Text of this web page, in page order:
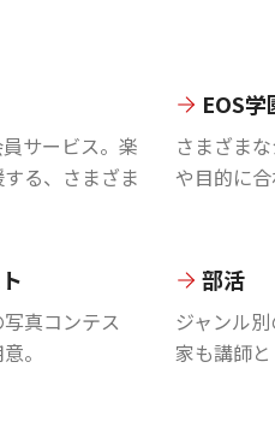
サービス。楽
る、さまざま
EOS学
さまざま
や目的に合
真コンテス
。
部活
ジャンル
家も講師と